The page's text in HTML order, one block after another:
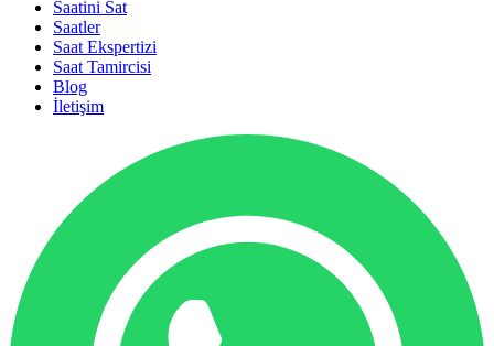
Saatini Sat
Saatler
Saat Ekspertizi
Saat Tamircisi
Blog
İletişim